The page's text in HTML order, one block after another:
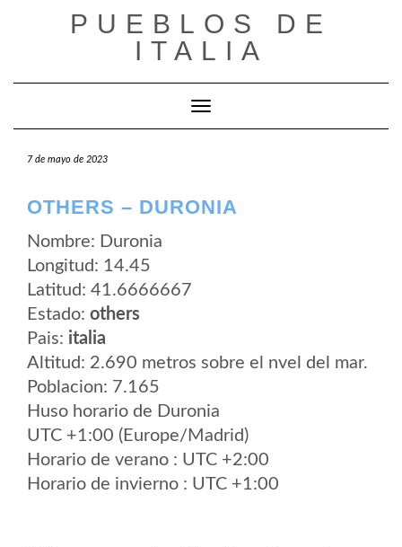
PUEBLOS DE
ITALIA
Cambiar modo de navegación
7 de mayo de 2023
OTHERS – DURONIA
Nombre: Duronia
Longitud: 14.45
Latitud: 41.6666667
Estado: others
Pais: italia
Altitud: 2.690 metros sobre el nvel del mar.
Poblacion: 7.165
Huso horario de Duronia
UTC +1:00 (Europe/Madrid)
Horario de verano : UTC +2:00
Horario de invierno : UTC +1:00